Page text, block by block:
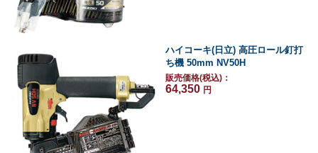
ハイコーキ(日立) 高圧ロール釘打
ち機 50mm NV50H
販売価格(税込)：
64,350 円